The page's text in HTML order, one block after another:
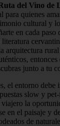
del Vino de
para quienes
cultural y
en cada
arquitectura
junto a tu
el entorno debe
slow y
viajero la
en el paisaje y
de